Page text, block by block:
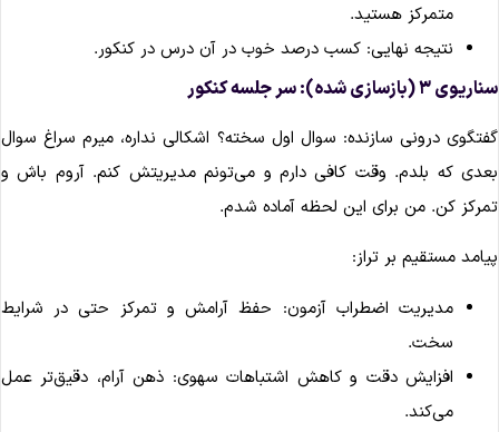
متمرکز هستید.
نتیجه نهایی: کسب درصد خوب در آن درس در کنکور.
۳ (بازسازی شده): سر جلسه کنکور
درونی سازنده: سوال اول سخته؟ اشکالی نداره، میرم سراغ سوال
که بلدم. وقت کافی دارم و می‌تونم مدیریتش کنم. آروم باش و
کن. من برای این لحظه آماده شدم.
مستقیم بر تراز:
مدیریت اضطراب آزمون: حفظ آرامش و تمرکز حتی در شرایط
سخت.
افزایش دقت و کاهش اشتباهات سهوی: ذهن آرام، دقیق‌تر عمل
می‌کند.